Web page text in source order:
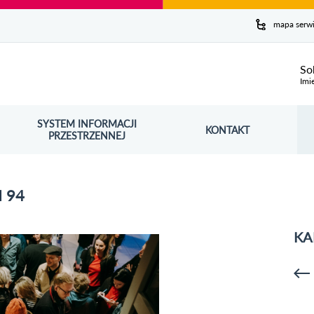
mapa
SYSTEM INFORMACJI
PRZESTRZENNEJ
OTWORZY SIĘ W NOWYM OKNIE KONTAKT
94